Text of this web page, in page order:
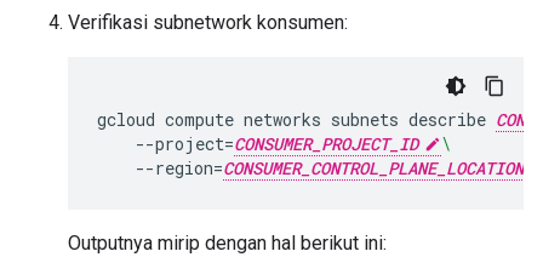
Verifikasi subnetwork konsumen:
gcloud compute networks subnets describe
--project=CONSUMER_PROJECT_ID
\
--region=CONSUMER_CONTROL_PLANE_LOCATION
Outputnya mirip dengan hal berikut ini: